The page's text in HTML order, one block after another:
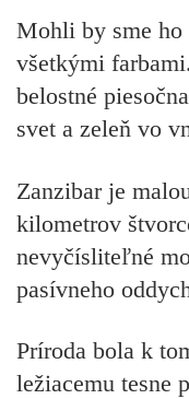
Mohli by sme
všetkými
belostné
svet a zeleň vo
Zanzibar je
kilometrov
nevyčísliteľné
pasívneho
Príroda bola k
ležiacemu tesne